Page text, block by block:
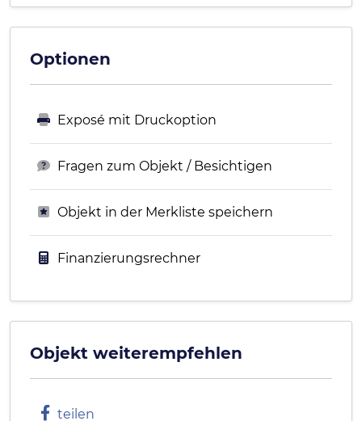
Optionen
Exposé mit Druckoption
Fragen zum Objekt / Besichtigen
Objekt in der Merkliste speichern
Finanzierungsrechner
Objekt weiterempfehlen
teilen